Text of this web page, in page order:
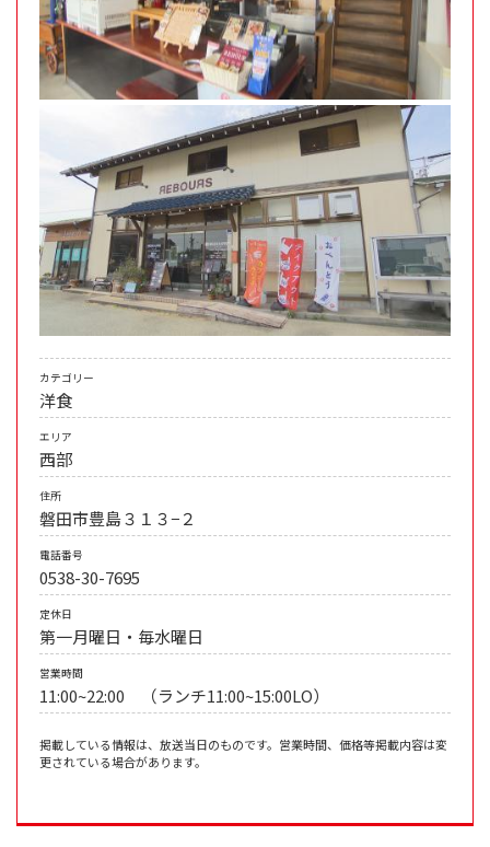
カテゴリー
洋食
エリア
西部
住所
磐田市豊島３１３−２
電話番号
0538-30-7695
定休日
第一月曜日・毎水曜日
営業時間
11:00~22:00 （ランチ11:00~15:00LO）
掲載している情報は、放送当日のものです。営業時間、価格等掲載内容は変
更されている場合があります。